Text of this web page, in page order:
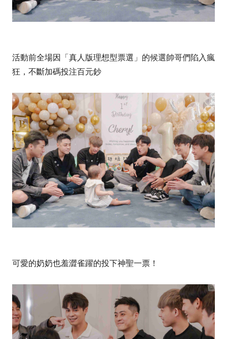
活動前全場因「真人版理想型票選」的候選帥哥們陷入瘋
狂，不斷加碼投注百元鈔
可愛的奶奶也羞澀雀躍的投下神聖一票！